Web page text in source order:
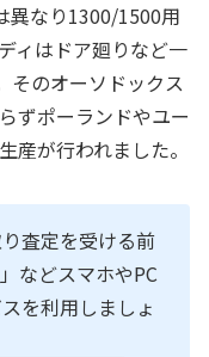
異なり1300/1500用
ィはドア廻りなど一
そのオーソドックス
ずポーランドやユー
産が行われました。
査定を受ける前
」などスマホやPC
を利用しましょ